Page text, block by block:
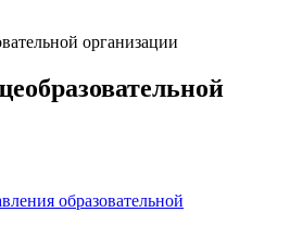
организации
образовательной